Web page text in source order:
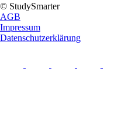
© StudySmarter
AGB
Impressum
Datenschutzerklärung